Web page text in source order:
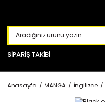
SİPARİŞ TAKİBİ
Anasayfa MANGA İngilizce